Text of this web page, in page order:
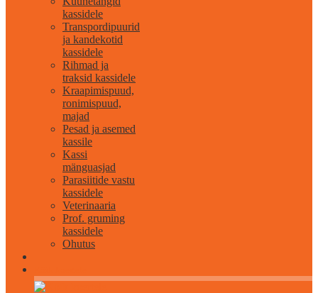
kassidele
Transpordipuurid
ja kandekotid
kassidele
Rihmad ja
traksid kassidele
Kraapimispuud,
ronimispuud,
majad
Pesad ja asemed
kassile
Kassi
mänguasjad
Parasiitide vastu
kassidele
Veterinaaria
Prof. gruming
kassidele
Ohutus